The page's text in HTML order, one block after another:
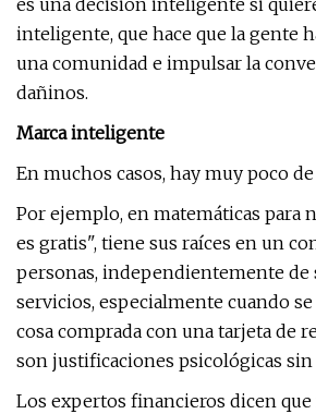
es una decisión inteligente si
inteligente, que hace que la gente
una comunidad e impulsar la
dañinos.
Marca inteligente
En muchos casos, hay muy poco
Por ejemplo, en matemáticas para
es gratis", tiene sus raíces en un
personas, independientemente de
servicios, especialmente cuando
cosa comprada con una tarjeta de
son justificaciones psicológicas
Los expertos financieros dicen